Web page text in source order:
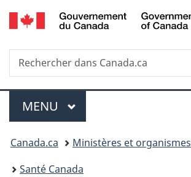
Passer
au
principal
Passer
à
Au
du
Passer
à
version
simplifiée
Recherche
Rechercher
dans
Menu
MENU PRINCIPAL
Vous
êtes
Canada.ca
Ministères et organismes
Santé Canada